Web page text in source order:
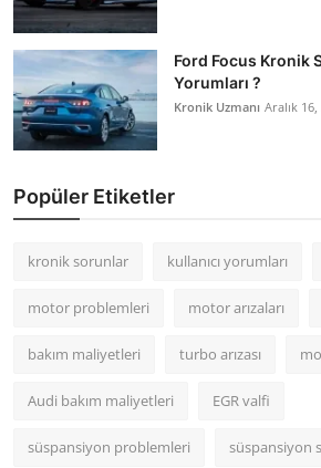
Ford Focus Kronik
Yorumları ?
Kronik Uzmanı Aralık 16,
Popüler Etiketler
kronik sorunlar kullanıcı yorumları
motor problemleri motor arızaları
bakım maliyetleri turbo arızası
Audi bakım maliyetleri EGR valfi
süspansiyon problemleri süspansiyon